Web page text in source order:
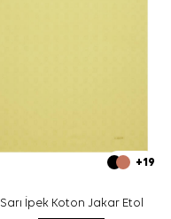
+19
Sarı İpek Koton Jakar Etol